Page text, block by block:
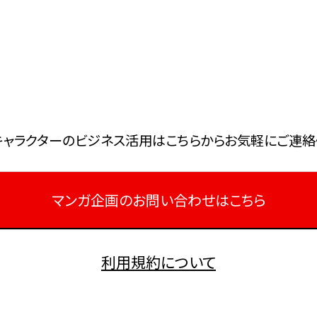
ャラクターのビジネス活⽤はこちらからお気軽にご連絡
マンガ企画のお問い合わせはこちら
利用規約について